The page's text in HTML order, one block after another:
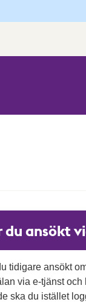
du ansökt
tidigare ansökt
via e-tjänst och
ska du istället